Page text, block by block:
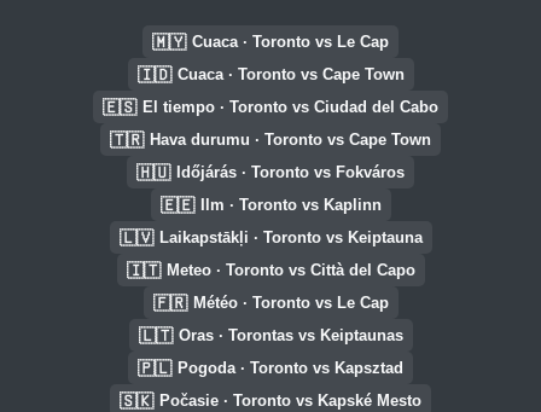
🇲🇾 Cuaca · Toronto vs Le Cap
🇮🇩 Cuaca · Toronto vs Cape Town
🇪🇸 El tiempo · Toronto vs Ciudad del Cabo
🇹🇷 Hava durumu · Toronto vs Cape Town
🇭🇺 Időjárás · Toronto vs Fokváros
🇪🇪 Ilm · Toronto vs Kaplinn
🇱🇻 Laikapstākļi · Toronto vs Keiptauna
🇮🇹 Meteo · Toronto vs Città del Capo
🇫🇷 Météo · Toronto vs Le Cap
🇱🇹 Oras · Torontas vs Keiptaunas
🇵🇱 Pogoda · Toronto vs Kapsztad
🇸🇰 Počasie · Toronto vs Kapské Mesto